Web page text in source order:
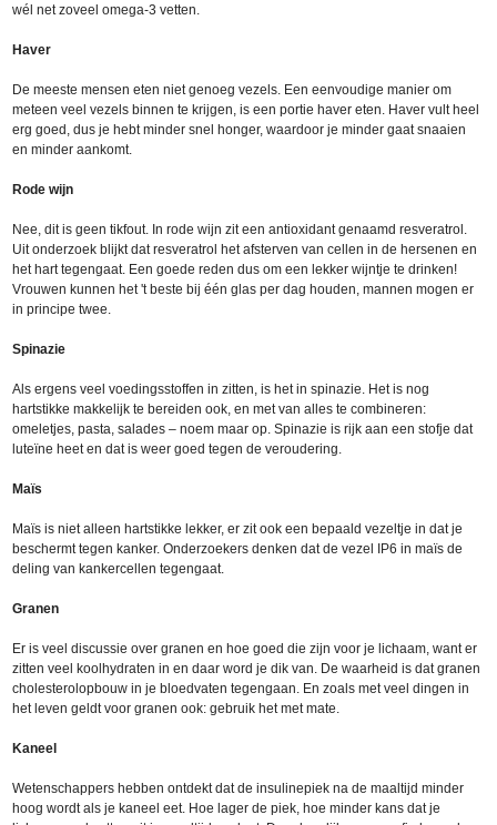
wél net zoveel omega-3 vetten.
Haver
De meeste mensen eten niet genoeg vezels. Een eenvoudige manier om
meteen veel vezels binnen te krijgen, is een portie haver eten. Haver vult heel
erg goed, dus je hebt minder snel honger, waardoor je minder gaat snaaien
en minder aankomt.
Rode wijn
Nee, dit is geen tikfout. In rode wijn zit een antioxidant genaamd resveratrol.
Uit onderzoek blijkt dat resveratrol het afsterven van cellen in de hersenen en
het hart tegengaat. Een goede reden dus om een lekker wijntje te drinken!
Vrouwen kunnen het 't beste bij één glas per dag houden, mannen mogen er
in principe twee.
Spinazie
Als ergens veel voedingsstoffen in zitten, is het in spinazie. Het is nog
hartstikke makkelijk te bereiden ook, en met van alles te combineren:
omeletjes, pasta, salades – noem maar op. Spinazie is rijk aan een stofje dat
luteïne heet en dat is weer goed tegen de veroudering.
Maïs
Maïs is niet alleen hartstikke lekker, er zit ook een bepaald vezeltje in dat je
beschermt tegen kanker. Onderzoekers denken dat de vezel IP6 in maïs de
deling van kankercellen tegengaat.
Granen
Er is veel discussie over granen en hoe goed die zijn voor je lichaam, want er
zitten veel koolhydraten in en daar word je dik van. De waarheid is dat granen
cholesterolopbouw in je bloedvaten tegengaan. En zoals met veel dingen in
het leven geldt voor granen ook: gebruik het met mate.
Kaneel
Wetenschappers hebben ontdekt dat de insulinepiek na de maaltijd minder
hoog wordt als je kaneel eet. Hoe lager de piek, hoe minder kans dat je